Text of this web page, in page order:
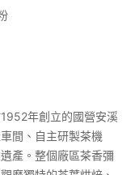
年創立的國營安溪
間、自主研製茶機
產。整個廠區茶香彌